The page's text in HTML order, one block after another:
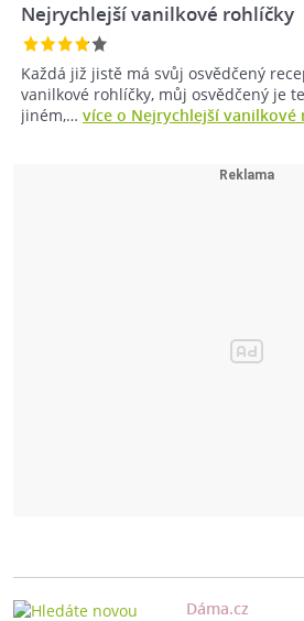
Nejrychlejší vanilkové rohlíčky
Každá již jistě má svůj osvědčený
vanilkové rohlíčky, můj osvědčený je
jiném,… více o Nejrychlejší vanilkové
Dáma.cz